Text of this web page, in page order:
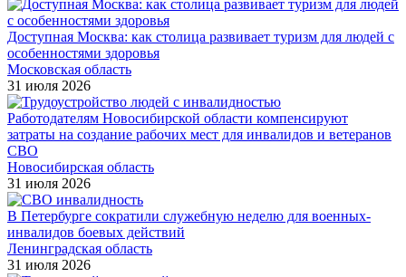
Доступная Москва: как столица развивает туризм для людей с
особенностями здоровья
Московская область
31 июля 2026
Работодателям Новосибирской области компенсируют
затраты на создание рабочих мест для инвалидов и ветеранов
СВО
Новосибирская область
31 июля 2026
В Петербурге сократили служебную неделю для военных-
инвалидов боевых действий
Ленинградская область
31 июля 2026